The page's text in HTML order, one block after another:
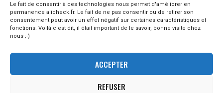
Le fait de consentir à ces technologies nous permet d'améliorer en
permanence alicheck.fr. Le fait de ne pas consentir ou de retirer son
consentement peut avoir un effet négatif sur certaines caractéristiques et
fonctions. Voilà c'est dit, il était important de le savoir, bonne visite chez
nous ;-)
ACCEPTER
REFUSER
© - 2023 Alicheck / tous droits réservés -